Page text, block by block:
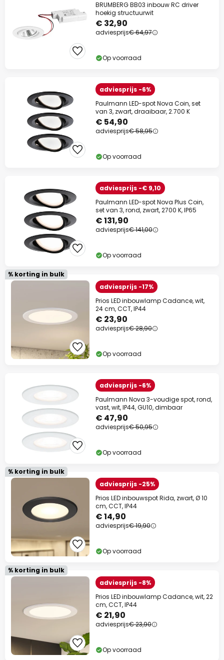
BRUMBERG BB03 inbouw RC driver
hoekig structuurwit
€ 32,90
adviesprijs€ 64,97
Op voorraad
adviesprijs -6%
Paulmann LED-spot Nova Coin, set
van 3, zwart, draaibaar, 2.700 K
€ 54,90
adviesprijs€ 58,95
Op voorraad
adviesprijs -€ 9,10
Paulmann LED-spot Nova Plus Coin,
set van 3, rond, zwart, 2700 K, IP65
€ 131,90
adviesprijs€ 141,00
Op voorraad
% korting in bulk
adviesprijs -17%
Prios LED inbouwlamp Cadance, wit,
24 cm, CCT, IP44
€ 23,90
adviesprijs€ 28,90
Op voorraad
adviesprijs -6%
Paulmann Nova 3-voudige spot, rond,
vast, wit, IP44, GU10, dimbaar
€ 47,90
adviesprijs€ 50,95
Op voorraad
% korting in bulk
adviesprijs -25%
Prios LED inbouwspot Rida, zwart, Ø 10
cm, CCT, IP44
€ 14,90
adviesprijs€ 19,90
Op voorraad
% korting in bulk
adviesprijs -8%
Prios LED inbouwlamp Cadance, wit, 22
cm, CCT, IP44
€ 21,90
adviesprijs€ 23,90
Op voorraad